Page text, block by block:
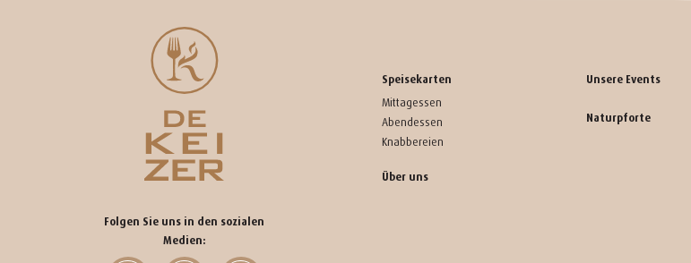
Folgen Sie uns in den sozialen
Medien:
Speisekarten
Mittagessen
Abendessen
Knabbereien
Über uns
Unsere Events
Naturpforte